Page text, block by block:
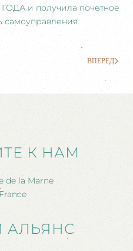
и получила почётное
самоуправления.
ВПЕРЕД
К НАМ
de la Marne
АЛЬЯНС